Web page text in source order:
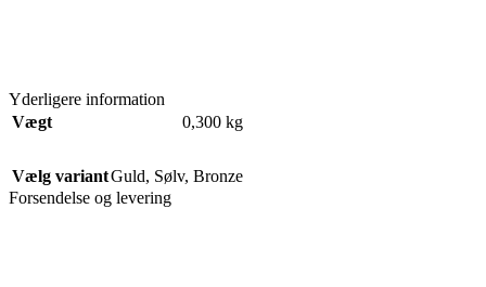
Yderligere information
Vægt
0,300 kg
Vælg variantGuld, Sølv, Bronze
Forsendelse og levering